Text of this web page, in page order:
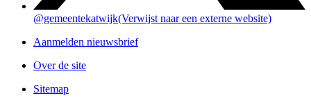
@gemeentekatwijk(Verwijst naar een externe website)
Aanmelden nieuwsbrief
Over de site
Sitemap